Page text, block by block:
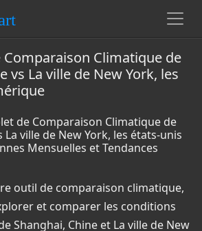
Climatique de
vs La ville de New York, les
de Comparaison Climatique de
La ville de New York, les états-unis
Mensuelles et Tendances
outil de comparaison climatique,
et comparer les conditions
Shanghai, Chine et La ville de New